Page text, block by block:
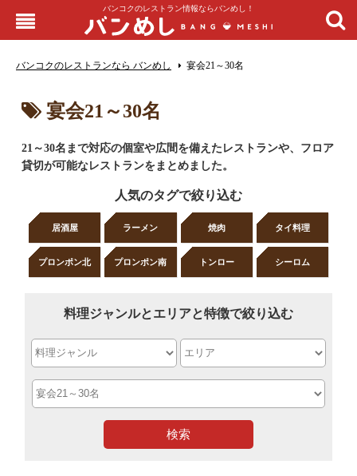
バンコクのレストラン情報ならバンめし！
バンコクのレストランなら バンめし 宴会21～30名
宴会21～30名
21～30名まで対応の個室や広間を備えたレストランや、フロア
貸切が可能なレストランをまとめました。
人気のタグで絞り込む
居酒屋 ラーメン 焼肉 タイ料理
プロンポン北 プロンポン南 トンロー シーロム
料理ジャンルとエリアと特徴で絞り込む
検索